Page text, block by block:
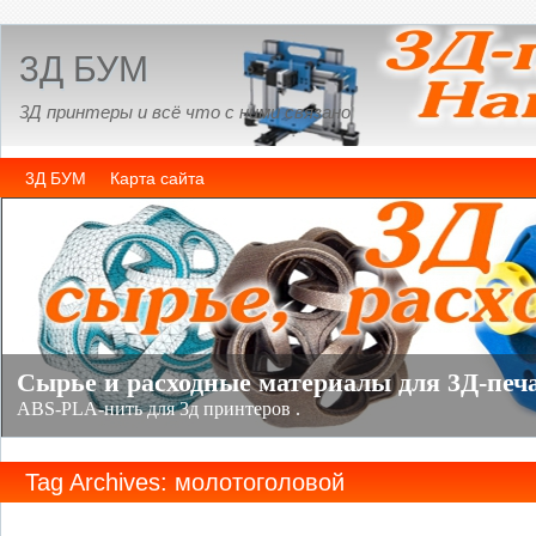
3Д БУМ
3Д принтеры и всё что с ними связано
3Д БУМ Карта сайта
Tag Archives: молотоголовой